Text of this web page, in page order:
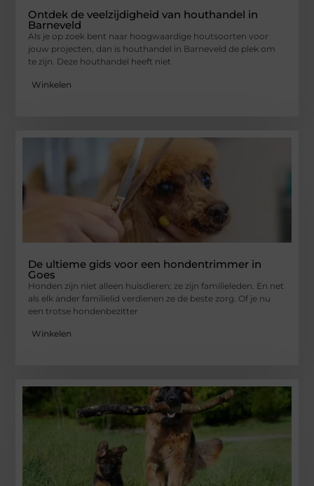
Ontdek de veelzijdigheid van houthandel in
Barneveld
Als je op zoek bent naar hoogwaardige houtsoorten voor
jouw projecten, dan is houthandel in Barneveld de plek om
te zijn. Deze houthandel heeft niet
Winkelen
De ultieme gids voor een hondentrimmer in
Goes
Honden zijn niet alleen huisdieren; ze zijn familieleden. En net
als elk ander familielid verdienen ze de beste zorg. Of je nu
een trotse hondenbezitter
Winkelen